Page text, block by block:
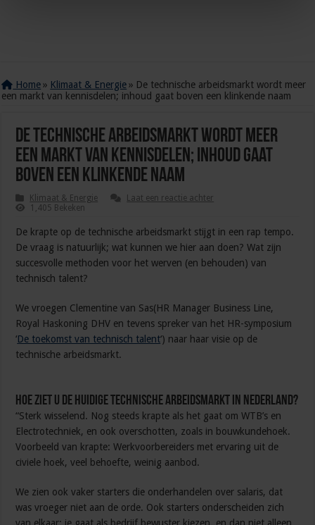
Home » Klimaat & Energie » De technische arbeidsmarkt wordt meer
een markt van kennisdelen; inhoud gaat boven een klinkende naam
De technische arbeidsmarkt wordt meer
een markt van kennisdelen; inhoud gaat
boven een klinkende naam
Klimaat & Energie
Laat een reactie achter
1,405 Bekeken
De krapte op de technische arbeidsmarkt stijgt in een rap tempo.
De vraag is natuurlijk; wat kunnen we hier aan doen? Wat zijn
succesvolle methoden voor het werven (en behouden) van
technisch talent?
We vroegen Clementine van Sas(HR Manager Business Line,
Royal Haskoning DHV en tevens spreker van het HR-symposium
‘De toekomst van technisch talent‘) naar haar visie op de
technische arbeidsmarkt.
Hoe ziet u de huidige technische arbeidsmarkt in Nederland?
“Sterk wisselend. Nog steeds krapte als het gaat om WTB’s en
Electrotechniek, en ook overschotten, zoals in bouwkundehoek.
Voorbeeld van krapte: Werkvoorbereiders met ervaring uit de
civiele hoek, veel behoefte, weinig aanbod.
We zien ook vaker starters die onderhandelen over salaris, dat
was vroeger niet aan de orde. Ook starters onderscheiden zich